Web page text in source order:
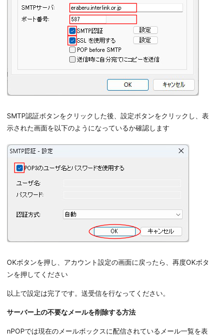
SMTP認証ボタンをクリックした後、設定ボタンをクリックし、表
示された画面を以下のようになっているか確認します
OKボタンを押し、アカウント設定の画面に戻ったら、再度OKボタ
ンを押してください
以上で設定は完了です。送受信を行なってください。
サーバー上の不要なメールを削除する方法
nPOPでは現在のメールボックスに配信されているメール一覧を表